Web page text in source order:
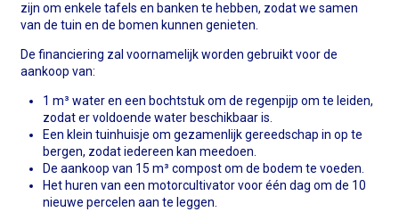
zijn om enkele tafels en banken te hebben, zodat we samen
van de tuin en de bomen kunnen genieten.
De financiering zal voornamelijk worden gebruikt voor de
aankoop van:
1 m³ water en een bochtstuk om de regenpijp om te leiden,
zodat er voldoende water beschikbaar is.
Een klein tuinhuisje om gezamenlijk gereedschap in op te
bergen, zodat iedereen kan meedoen.
De aankoop van 15 m³ compost om de bodem te voeden.
Het huren van een motorcultivator voor één dag om de 10
nieuwe percelen aan te leggen.